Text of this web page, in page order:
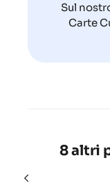
Sul
Carte
8 altri